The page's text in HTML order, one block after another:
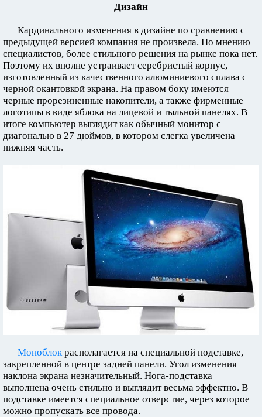
Дизайн
Кардинального изменения в дизайне по сравнению с
предыдущей версией компания не произвела. По мнению
специалистов, более стильного решения на рынке пока нет.
Поэтому их вполне устраивает серебристый корпус,
изготовленный из качественного алюминиевого сплава с
черной окантовкой экрана. На правом боку имеются
черные прорезиненные накопители, а также фирменные
логотипы в виде яблока на лицевой и тыльной панелях. В
итоге компьютер выглядит как обычный монитор с
диагональю в 27 дюймов, в котором слегка увеличена
нижняя часть.
Моноблок располагается на специальной подставке,
закрепленной в центре задней панели. Угол изменения
наклона экрана незначительный. Нога-подставка
выполнена очень стильно и выглядит весьма эффектно. В
подставке имеется специальное отверстие, через которое
можно пропускать все провода.